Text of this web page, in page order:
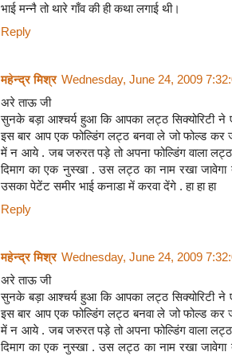
भाई मन्नै तो थारे गाँव की ही कथा लगाई थी।
Reply
महेन्द्र मिश्र Wednesday, June 24, 2009
अरे ताऊ जी
सुनके बड़ा आश्चर्य हुआ कि आपका लट्ठ सिक्योरिटी ने
इस बार आप एक फोल्डिंग लट्ठ बनवा ले जो फोल्ड कर
में न आये . जब जरुरत पड़े तो अपना फोल्डिंग वाला
दिमाग का एक नुस्खा . उस लट्ठ का नाम रखा
उसका पेटेंट समीर भाई कनाडा में करवा देंगे . हा हा हा
Reply
महेन्द्र मिश्र Wednesday, June 24, 2009
अरे ताऊ जी
सुनके बड़ा आश्चर्य हुआ कि आपका लट्ठ सिक्योरिटी ने
इस बार आप एक फोल्डिंग लट्ठ बनवा ले जो फोल्ड कर
में न आये . जब जरुरत पड़े तो अपना फोल्डिंग वाला
दिमाग का एक नुस्खा . उस लट्ठ का नाम रखा